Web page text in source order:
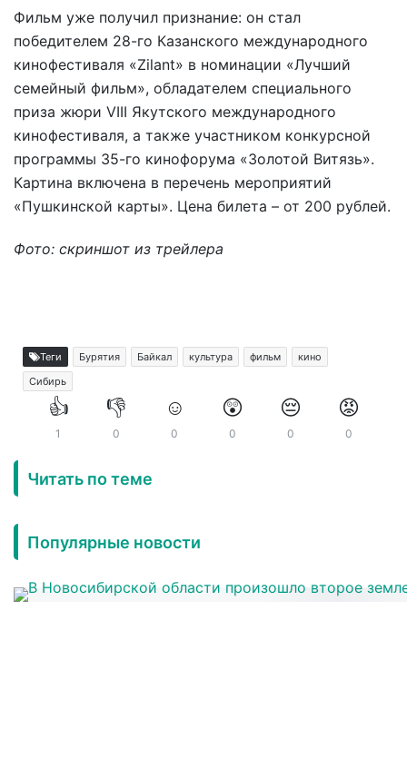
Фильм уже получил признание: он стал
победителем 28-го Казанского международного
кинофестиваля «Zilant» в номинации «Лучший
семейный фильм», обладателем специального
приза жюри VIII Якутского международного
кинофестиваля, а также участником конкурсной
программы 35-го кинофорума «Золотой Витязь».
Картина включена в перечень мероприятий
«Пушкинской карты». Цена билета – от 200 рублей.
Фото: скриншот из трейлера
Теги Бурятия Байкал культура фильм
кино
Сибирь
👍
1
👎
0
☺️
0
😲
0
😔
0
😡
0
Читать по теме
Популярные новости